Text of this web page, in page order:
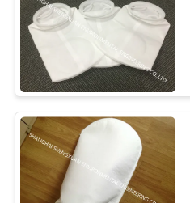
사
이
트
맵
PRIVACY
POLICY